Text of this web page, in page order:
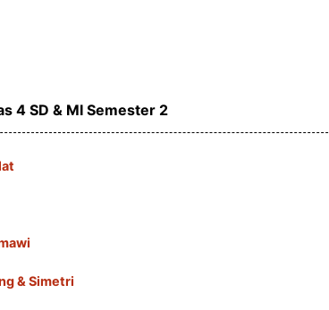
4 SD & MI Semester 2
& Simetri